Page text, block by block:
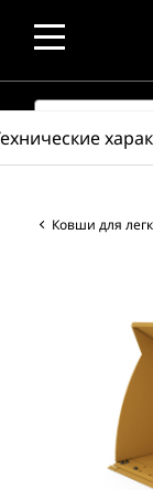
SEARCH
Ковши для